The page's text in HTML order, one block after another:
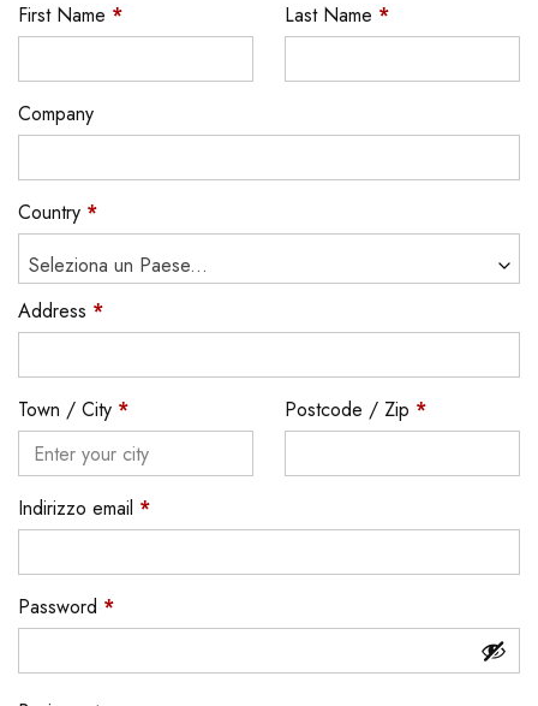
First Name * Last Name *
Company
Country *
Seleziona un Paese...
Address *
Town / City * Postcode / Zip *
Indirizzo email *
Password *